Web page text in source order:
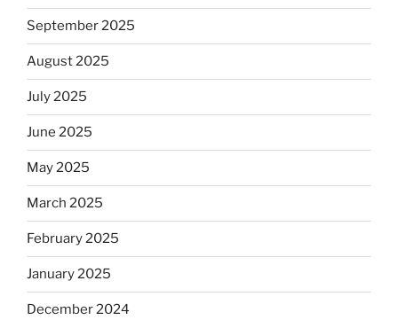
September 2025
August 2025
July 2025
June 2025
May 2025
March 2025
February 2025
January 2025
December 2024